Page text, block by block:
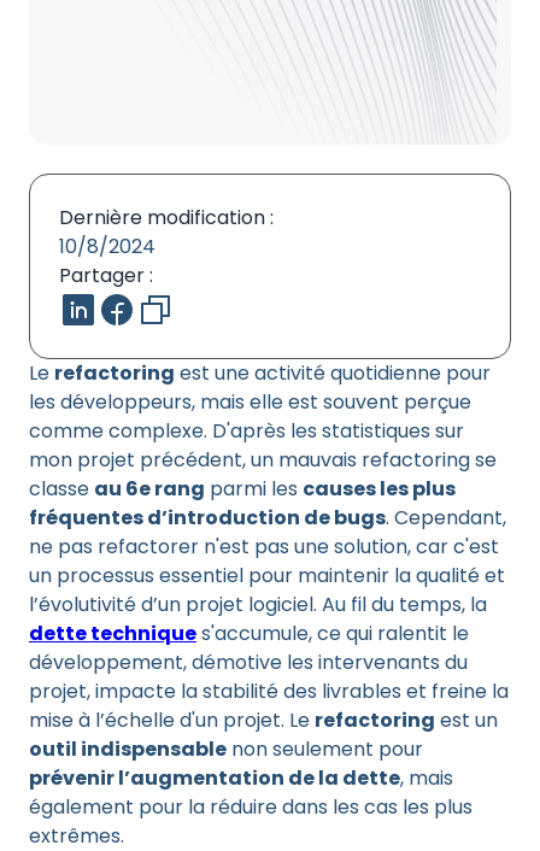
Le refactoring est une activité quotidienne pour
les développeurs, mais elle est souvent perçue
comme complexe. D'après les statistiques sur
mon projet précédent, un mauvais refactoring se
classe au 6e rang parmi les causes les plus
fréquentes d’introduction de bugs. Cependant,
ne pas refactorer n'est pas une solution, car c'est
un processus essentiel pour maintenir la qualité et
l’évolutivité d’un projet logiciel. Au fil du temps, la
dette techniques'accumule, ce qui ralentit le
développement, démotive les intervenants du
projet, impacte la stabilité des livrables et freine la
mise à l’échelle d'un projet. Le refactoring est un
outil indispensable non seulement pour
prévenir l’augmentation de la dette, mais
également pour la réduire dans les cas les plus
extrêmes.
Dernière modification :
10/8/2024
Partager :